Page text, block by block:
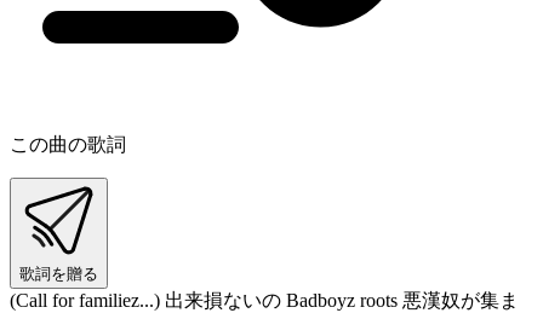
この曲の歌詞
歌詞を贈る
(Call for familiez...) 出来損ないの Badboyz roots 悪漢奴が集ま